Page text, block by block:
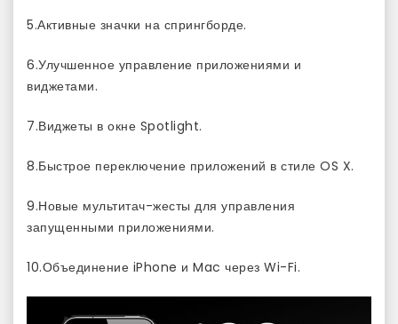
5.Активные значки на спрингборде.
6.Улучшенное управление приложениями и
виджетами.
7.Виджеты в окне Spotlight.
8.Быстрое переключение приложений в стиле OS X.
9.Новые мультитач-жесты для управления
запущенными приложениями.
10.Объединение iPhone и Mac через Wi-Fi.